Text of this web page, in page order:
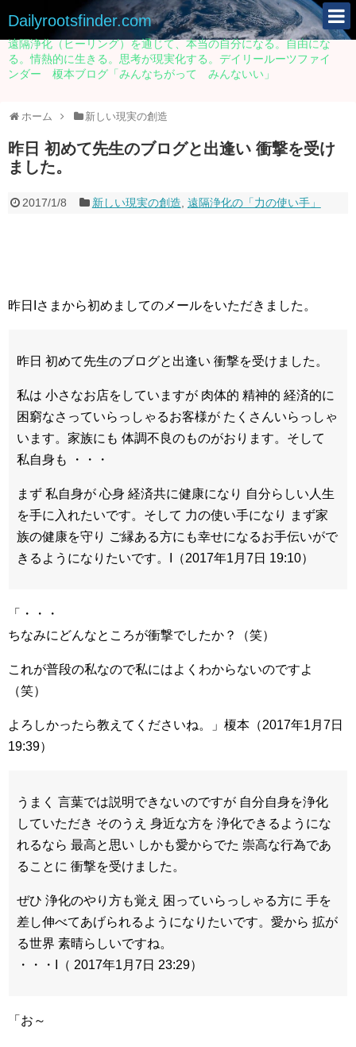
Dailyrootsfinder.com
遠隔浄化（ヒーリング）を通じて、本当の自分になる。自由にな
る。情熱的に生きる。思考が現実化する。デイリールーツファイ
ンダー 榎本ブログ「みんなちがって みんないい」
ホーム 新しい現実の創造
昨日 初めて先生のブログと出逢い 衝撃を受け
ました。
2017/1/8 新しい現実の創造 遠隔浄化の「力の使い手」
昨日Iさまから初めましてのメールをいただきました。
昨日 初めて先生のブログと出逢い 衝撃を受けました。
私は 小さなお店をしていますが 肉体的 精神的 経済的に
困窮なさっていらっしゃるお客様が たくさんいらっしゃ
います。家族にも 体調不良のものがおります。そして
私自身も ・・・
まず 私自身が 心身 経済共に健康になり 自分らしい人生
を手に入れたいです。そして 力の使い手になり まず家
族の健康を守り ご縁ある方にも幸せになるお手伝いがで
きるようになりたいです。I（2017年1月7日 19:10）
「・・・
ちなみにどんなところが衝撃でしたか？（笑）
これが普段の私なので私にはよくわからないのですよ
（笑）
よろしかったら教えてくださいね。」榎本（2017年1月7日
19:39）
うまく 言葉では説明できないのですが 自分自身を浄化
していただき そのうえ 身近な方を 浄化できるようにな
れるなら 最高と思い しかも愛からでた 崇高な行為であ
ることに 衝撃を受けました。
ぜひ 浄化のやり方も覚え 困っていらっしゃる方に 手を
差し伸べてあげられるようになりたいです。愛から 拡が
る世界 素晴らしいですね。
・・・I（ 2017年1月7日 23:29）
「お～